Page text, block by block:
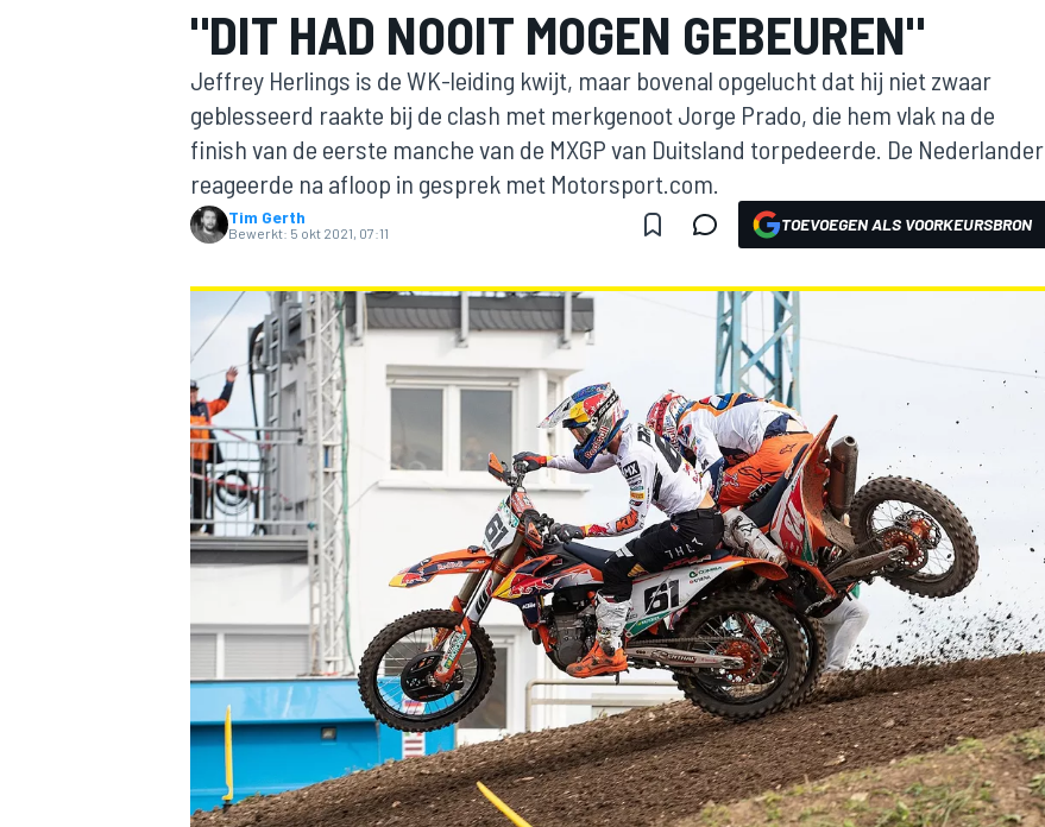
INDYCAR
"DIT HAD NOOIT MOGEN GEBEUREN"
Jeffrey Herlings is de WK-leiding kwijt, maar bovenal opgelucht dat hij niet zwaar
geblesseerd raakte bij de clash met merkgenoot Jorge Prado, die hem vlak na de
finish van de eerste manche van de MXGP van Duitsland torpedeerde. De Nederlander
reageerde na afloop in gesprek met Motorsport.com.
Tim Gerth
Bewerkt: 5 okt 2021, 07:11 TOEVOEGEN ALS VOORKEURSBRON